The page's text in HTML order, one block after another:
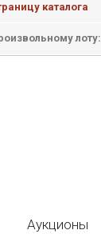
каталога
лоту:
Аукционы